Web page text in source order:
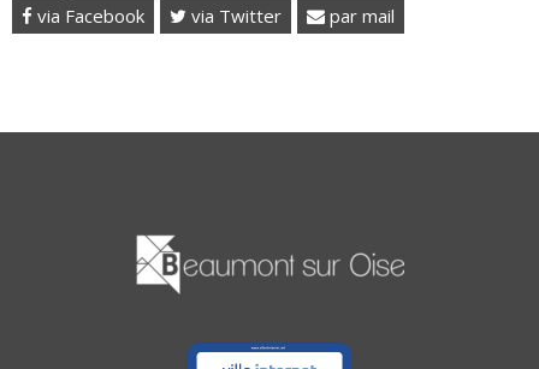
via Facebook via Twitter par mail